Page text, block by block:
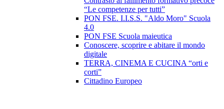
“Le competenze per tutti”
PON FSE. I.I.S.S. "Aldo Moro" Scuola
4.0
PON FSE Scuola maieutica
Conoscere, scoprire e abitare il mondo
digitale
TERRA, CINEMA E CUCINA “orti e
corti”
Cittadino Europeo